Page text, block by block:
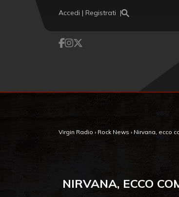
Accedi | Registrati
Virgin Radio › Rock News › Nirvana, ecco
NIRVANA, ECCO